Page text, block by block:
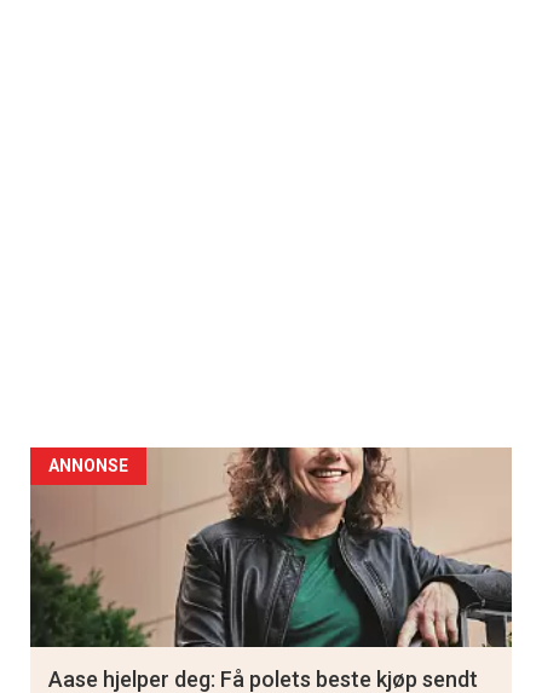
ANNONSE
Aase hjelper deg: Få polets beste kjøp sendt